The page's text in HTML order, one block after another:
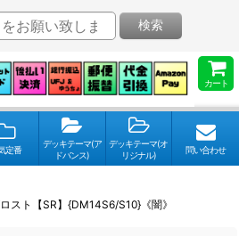
カート
検索
定番
デッキテーマ(ア
ドバンス)
デッキテーマ(オ
リジナル)
問い合わせ
スト【SR】{DM14S6/S10}《闇》